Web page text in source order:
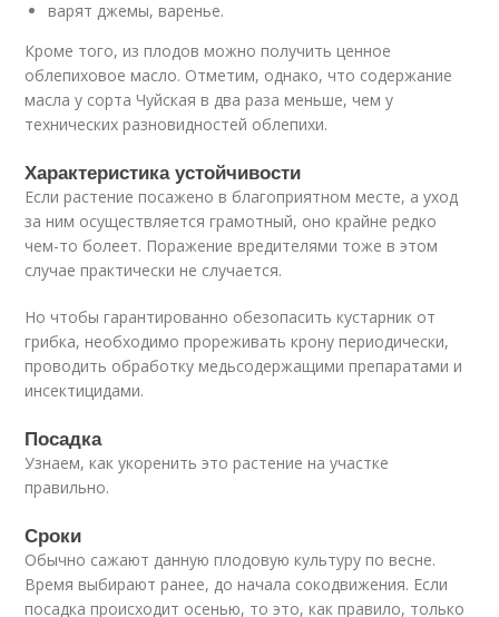
варят джемы, варенье.
Кроме того, из плодов можно получить ценное
облепиховое масло. Отметим, однако, что содержание
масла у сорта Чуйская в два раза меньше, чем у
технических разновидностей облепихи.
Характеристика устойчивости
Если растение посажено в благоприятном месте, а уход
за ним осуществляется грамотный, оно крайне редко
чем-то болеет. Поражение вредителями тоже в этом
случае практически не случается.
Но чтобы гарантированно обезопасить кустарник от
грибка, необходимо прореживать крону периодически,
проводить обработку медьсодержащими препаратами и
инсектицидами.
Посадка
Узнаем, как укоренить это растение на участке
правильно.
Сроки
Обычно сажают данную плодовую культуру по весне.
Время выбирают ранее, до начала сокодвижения. Если
посадка происходит осенью, то это, как правило, только